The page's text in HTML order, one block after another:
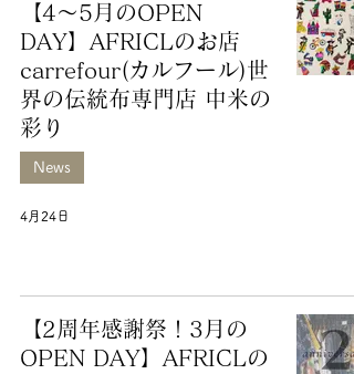
【4～5月のOPEN
DAY】AFRICLのお店
carrefour(カルフール)世
界の伝統布専門店 中米の
彩り
News
4月24日
【2周年感謝祭！3月の
OPEN DAY】AFRICLの